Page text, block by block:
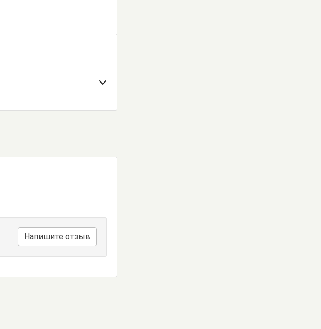
Напишите отзыв